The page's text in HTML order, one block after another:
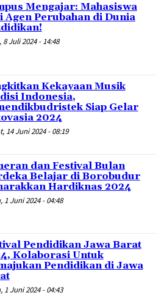
Mengajar: Mahasiswa
Agen Perubahan di Dunia
8 Juli 2024 - 14:48
Kekayaan Musik
Indonesia,
Siap Gelar
2024
14 Juni 2024 - 08:19
dan Festival Bulan
Belajar di Borobudur
Hardiknas 2024
1 Juni 2024 - 04:48
Pendidikan Jawa Barat
Kolaborasi Untuk
Pendidikan di Jawa
1 Juni 2024 - 04:43